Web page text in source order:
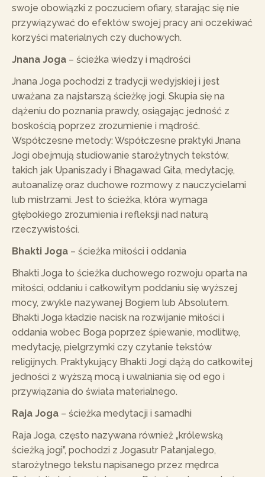
swoje obowiązki z poczuciem ofiary, starając się nie
przywiązywać do efektów swojej pracy ani oczekiwać
korzyści materialnych czy duchowych.
Jnana Joga – ścieżka wiedzy i mądrości
Jnana Joga pochodzi z tradycji wedyjskiej i jest
uważana za najstarszą ścieżkę jogi. Skupia się na
dążeniu do poznania prawdy, osiągając jedność z
boskością poprzez zrozumienie i mądrość.
Współczesne metody: Współczesne praktyki Jnana
Jogi obejmują studiowanie starożytnych tekstów,
takich jak Upaniszady i Bhagawad Gita, medytację,
autoanalizę oraz duchowe rozmowy z nauczycielami
lub mistrzami. Jest to ścieżka, która wymaga
głębokiego zrozumienia i refleksji nad naturą
rzeczywistości.
Bhakti Joga – ścieżka miłości i oddania
Bhakti Joga to ścieżka duchowego rozwoju oparta na
miłości, oddaniu i całkowitym poddaniu się wyższej
mocy, zwykle nazywanej Bogiem lub Absolutem.
Bhakti Joga kładzie nacisk na rozwijanie miłości i
oddania wobec Boga poprzez śpiewanie, modlitwę,
medytację, pielgrzymki czy czytanie tekstów
religijnych. Praktykujący Bhakti Jogi dążą do całkowitej
jedności z wyższą mocą i uwalniania się od ego i
przywiązania do świata materialnego.
Raja Joga – ścieżka medytacji i samadhi
Raja Joga, często nazywana również „królewską
ścieżką jogi”, pochodzi z Jogasutr Patanjalego,
starożytnego tekstu napisanego przez mędrca